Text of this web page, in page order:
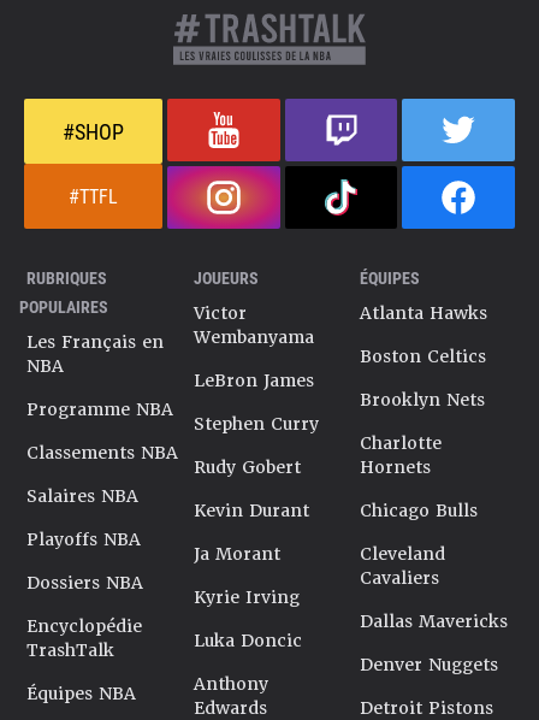
#SHOP
#TTFL
RUBRIQUES
POPULAIRES
Les Français en
NBA
Programme NBA
Classements NBA
Salaires NBA
Playoffs NBA
Dossiers NBA
Encyclopédie
TrashTalk
Équipes NBA
JOUEURS
Victor
Wembanyama
LeBron James
Stephen Curry
Rudy Gobert
Kevin Durant
Ja Morant
Kyrie Irving
Luka Doncic
Anthony
Edwards
ÉQUIPES
Atlanta Hawks
Boston Celtics
Brooklyn Nets
Charlotte
Hornets
Chicago Bulls
Cleveland
Cavaliers
Dallas Mavericks
Denver Nuggets
Detroit Pistons